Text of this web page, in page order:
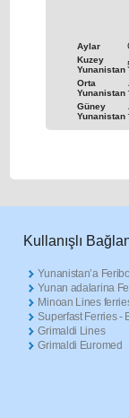
Aylar
Kuzey
Yunanistan
Orta
Yunanistan
Güney
Yunanistan
Κullanışlı
Yunanistan’a
Yunan adalarina
Minoan Lines
Superfast Ferries -
Grimaldi Lines
Grimaldi Euromed